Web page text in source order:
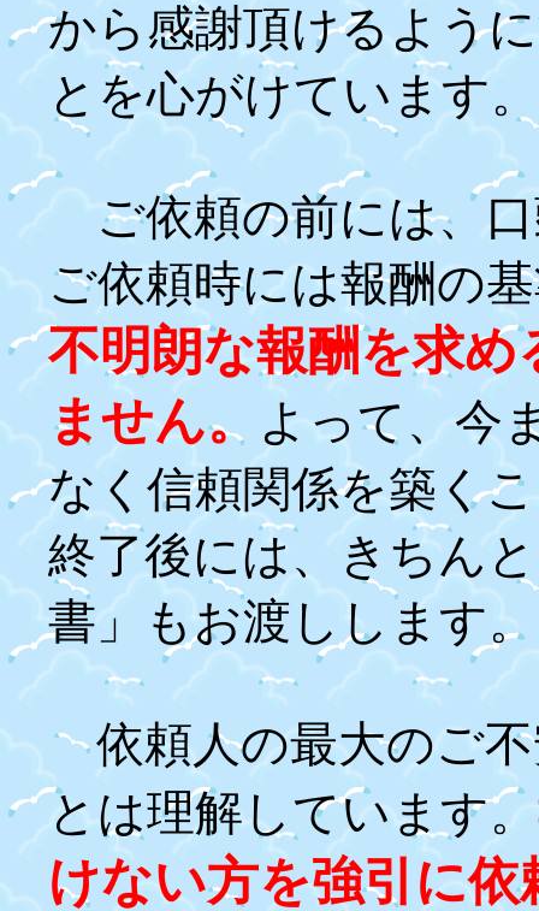
から感謝頂けるよう
とを心がけています。
ご依頼の前には、
ご依頼時には報酬の
不明朗な報酬を求
ません。 よって、今
なく信頼関係を築く
終了後には、きちん
書」もお渡しします。
依頼人の最大のご
とは理解しています。
けない方を強引に